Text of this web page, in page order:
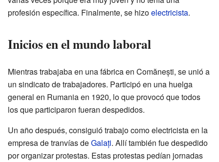
profesión específica. Finalmente, se hizoelectricista.
Inicios en el mundo laboral
Mientras trabajaba en una fábrica en Comănești, se unió a
un sindicato de trabajadores. Participó en una huelga
general en Rumania en 1920, lo que provocó que todos
los que participaron fueran despedidos.
Un año después, consiguió trabajo como electricista en la
empresa de tranvías deGalați. Allí también fue despedido
por organizar protestas. Estas protestas pedían jornadas